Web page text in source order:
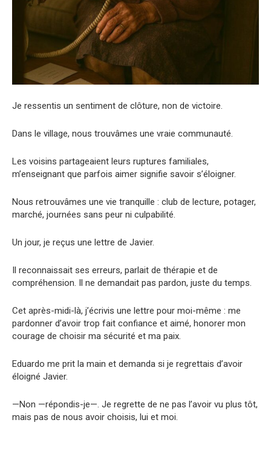
Je ressentis un sentiment de clôture, non de victoire.
Dans le village, nous trouvâmes une vraie communauté.
Les voisins partageaient leurs ruptures familiales,
m’enseignant que parfois aimer signifie savoir s’éloigner.
Nous retrouvâmes une vie tranquille : club de lecture, potager,
marché, journées sans peur ni culpabilité.
Un jour, je reçus une lettre de Javier.
Il reconnaissait ses erreurs, parlait de thérapie et de
compréhension. Il ne demandait pas pardon, juste du temps.
Cet après-midi-là, j’écrivis une lettre pour moi-même : me
pardonner d’avoir trop fait confiance et aimé, honorer mon
courage de choisir ma sécurité et ma paix.
Eduardo me prit la main et demanda si je regrettais d’avoir
éloigné Javier.
—Non —répondis-je—. Je regrette de ne pas l’avoir vu plus tôt,
mais pas de nous avoir choisis, lui et moi.